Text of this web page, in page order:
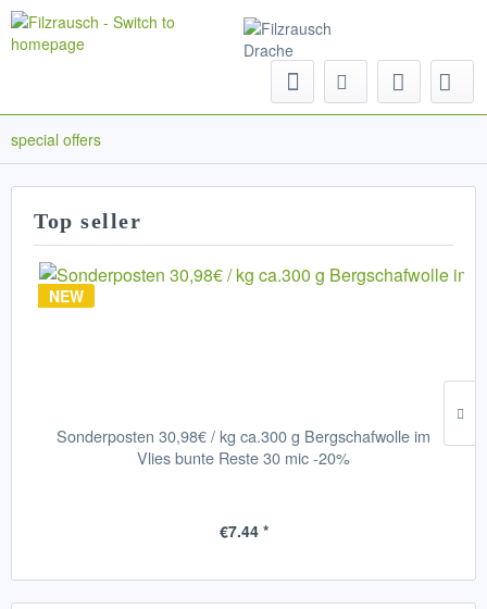
special offers
Top seller
NEW
Sonderposten 30,98€ / kg ca.300 g Bergschafwolle im
Vlies bunte Reste 30 mic -20%
€7.44 *